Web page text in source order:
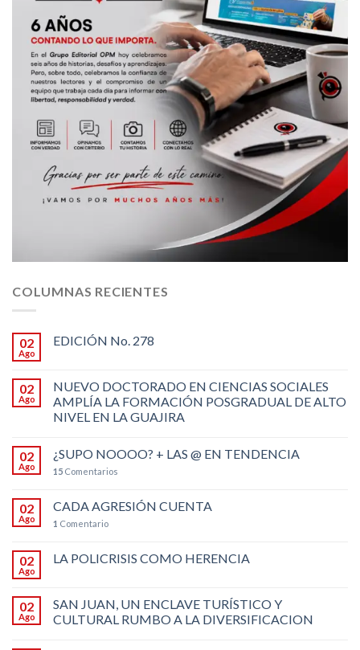
COLUMNAS RECIENTES
02
Ago
EDICIÓN No. 278
02
Ago
NUEVO DOCTORADO EN CIENCIAS SOCIALES
AMPLÍA LA FORMACIÓN POSGRADUAL DE ALTO
NIVEL EN LA GUAJIRA
02
Ago
¿SUPO NOOOO? + LAS @ EN TENDENCIA
15 Comentarios
02
Ago
CADA AGRESIÓN CUENTA
1 Comentario
02
Ago
LA POLICRISIS COMO HERENCIA
02
Ago
SAN JUAN, UN ENCLAVE TURÍSTICO Y
CULTURAL RUMBO A LA DIVERSIFICACION